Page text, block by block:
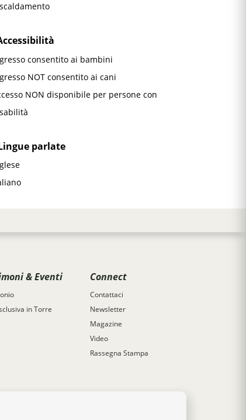
consentito ai bambini
NOT consentito ai cani
NON disponibile per persone con
parlate
& Eventi
in Torre
Connect
Contattaci
Newsletter
Magazine
Video
Rassegna Stampa